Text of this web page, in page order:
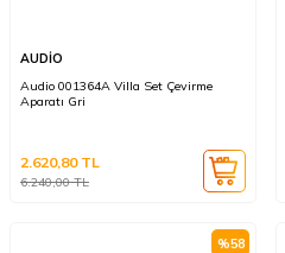
AUDİO
Audio 001364A Villa Set Çevirme
Aparatı Gri
6.240,00TL
2.620,80TL
%58